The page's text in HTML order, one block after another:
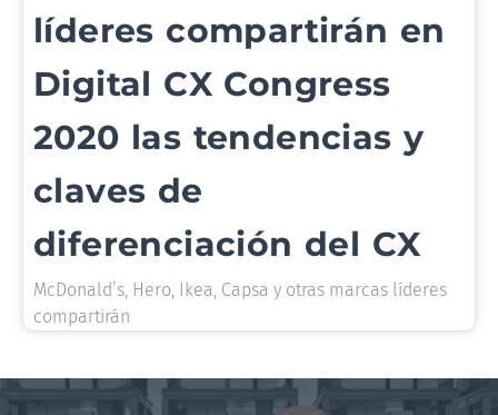
líderes compartirán en
Digital CX Congress
2020 las tendencias y
claves de
diferenciación del CX
McDonald’s, Hero, Ikea, Capsa y otras marcas líderes
compartirán